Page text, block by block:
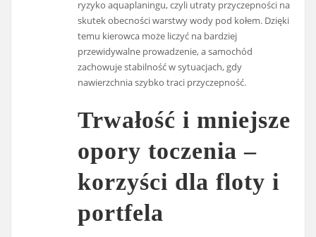
ryzyko aquaplaningu, czyli utraty przyczepności na
skutek obecności warstwy wody pod kołem. Dzięki
temu kierowca może liczyć na bardziej
przewidywalne prowadzenie, a samochód
zachowuje stabilność w sytuacjach, gdy
nawierzchnia szybko traci przyczepność.
Trwałość i mniejsze
opory toczenia –
korzyści dla floty i
portfela